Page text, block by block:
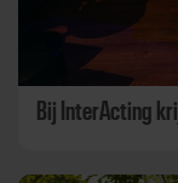
Bij InterActing